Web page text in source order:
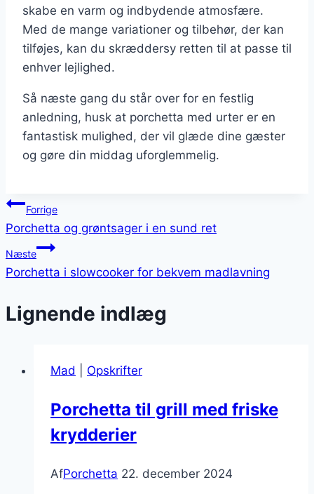
skabe en varm og indbydende atmosfære.
Med de mange variationer og tilbehør, der kan
tilføjes, kan du skræddersy retten til at passe til
enhver lejlighed.
Så næste gang du står over for en festlig
anledning, husk at porchetta med urter er en
fantastisk mulighed, der vil glæde dine gæster
og gøre din middag uforglemmelig.
Indlægsnavigation
Forrige
Porchetta og grøntsager i en sund ret
Næste
Porchetta i slowcooker for bekvem madlavning
Lignende indlæg
Mad Opskrifter
Porchetta til grill med friske
krydderier
AfPorchetta 22. december 2024